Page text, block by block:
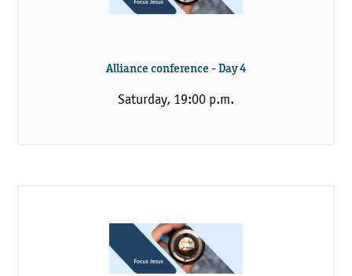
Alliance conference - Day 4
Saturday, 19:00 p.m.